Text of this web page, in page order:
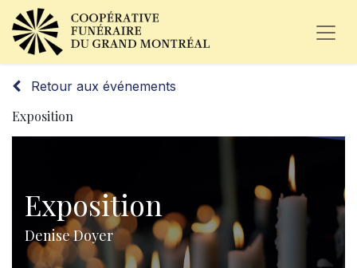
Retour aux événements
Exposition
Exposition
Denise Doyer